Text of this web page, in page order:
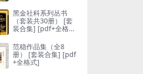
黑金社科系列丛书
（套装共30册） [ 套
装合集] [pdf+全格
范稳作品集（全8
册） [ 套装合集] [pdf
+全格式]